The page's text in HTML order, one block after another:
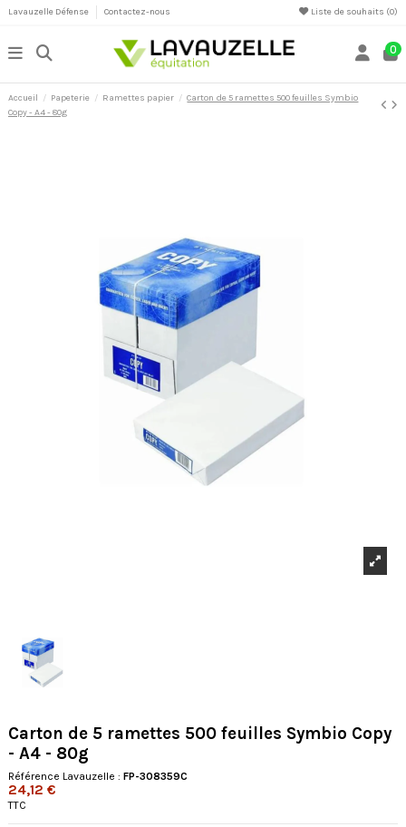
Lavauzelle Défense Contactez-nous Liste de souhaits (0)
0
Accueil Papeterie Ramettes papier
Carton de 5 ramettes 500 feuilles Symbio
Copy - A4 - 80g
Carton de 5 ramettes 500 feuilles Symbio Copy
- A4 - 80g
Référence Lavauzelle : FP-308359C
24,12 €
TTC